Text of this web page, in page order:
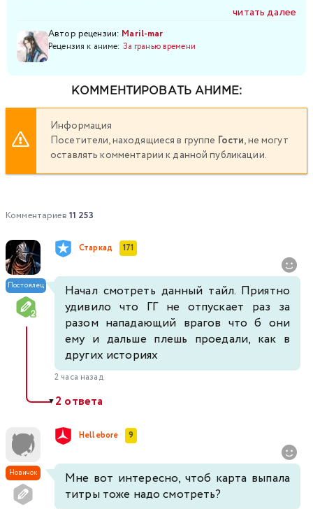
читать далее
Автор рецензии: Maril-mar
Рецензия к аниме: За гранью времени
КОММЕНТИРОВАТЬ АНИМЕ:
Информация
Посетители, находящиеся в группе Гости, не могут
оставлять комментарии к данной публикации.
Комментариев 11 253
Постоялец
Старкад 171
Начал смотреть данный тайл. Приятно
удивило что ГГ не отпускает раз за
разом нападающий врагов что б они
ему и дальше плешь проедали, как в
других историях
2 часа назад
▼2 ответа
Новичок
Hellebore 9
Мне вот интересно, чтоб карта выпала
титры тоже надо смотреть?